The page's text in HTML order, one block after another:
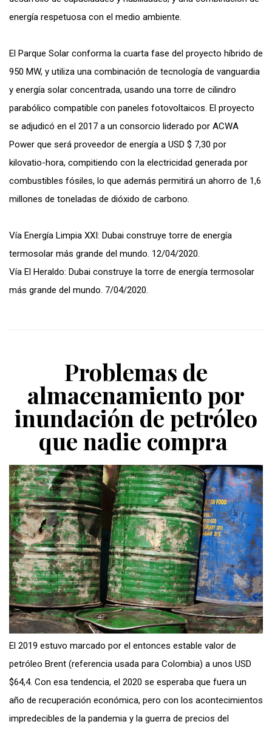
energía respetuosa con el medio ambiente.
El Parque Solar conforma la cuarta fase del proyecto híbrido de
950 MW, y utiliza una combinación de tecnología de vanguardia
y energía solar concentrada, usando una torre de cilindro
parabólico compatible con paneles fotovoltaicos. El proyecto
se adjudicó en el 2017 a un consorcio liderado por ACWA
Power que será proveedor de energía a USD $ 7,30 por
kilovatio-hora, compitiendo con la electricidad generada por
combustibles fósiles, lo que además permitirá un ahorro de 1,6
millones de toneladas de dióxido de carbono.
Vía Energía Limpia XXI: Dubai construye torre de energía
termosolar más grande del mundo. 12/04/2020.
Vía El Heraldo: Dubai construye la torre de energía termosolar
más grande del mundo. 7/04/2020.
Problemas de
almacenamiento por
inundación de petróleo
que nadie compra
El 2019 estuvo marcado por el entonces estable valor de
petróleo Brent (referencia usada para Colombia) a unos USD
$64,4. Con esa tendencia, el 2020 se esperaba que fuera un
año de recuperación económica, pero con los acontecimientos
impredecibles de la pandemia y la guerra de precios del